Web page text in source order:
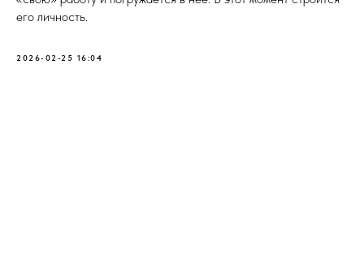
его личность.
2026-02-25 16:04